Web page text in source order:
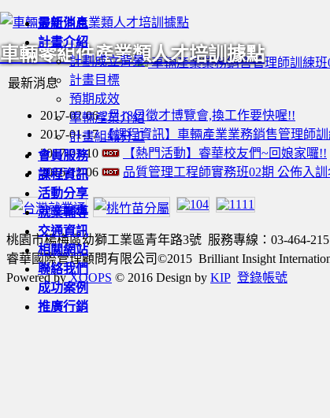
車輛零組件產業類人才培訓據點
最新消息
計畫介紹
計劃成立背景
計畫目標
預期成效
車輛產業介紹
計畫組織分工
會員服務
課程資訊
活動分享
就業輔導
交通資訊
相關網站
聯絡我們
成功案例
推廣行銷
車輛產業業務銷售管理師訓練班
最新消息
2017-02-062月18日徵才博覽會,換工作要快喔!!
2017-01-17【課程資訊】車輛產業業務銷售管理師訓
2017-01-10
【熱門活動】睿華校友們~回娘家囉!!
2016-12-06
品質管理工程師實務班02期 公佈入
桃園市楊梅區幼獅工業區青年路3號 服務專線：03-464-
睿華國際管理顧問有限公司©2015 Brilliant Insight
Powered byXOOPS © 2016 Design by KIP 登錄帳號